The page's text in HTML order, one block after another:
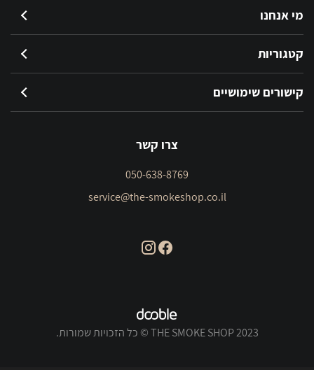
מי אנחנו
קטגוריות
קישורים שימושיים
צרו קשר
050-638-8769
service@the-smokeshop.co.il
THE SMOKE SHOP 2023 © כל הזכויות שמורות.